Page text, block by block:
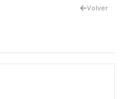
Volver